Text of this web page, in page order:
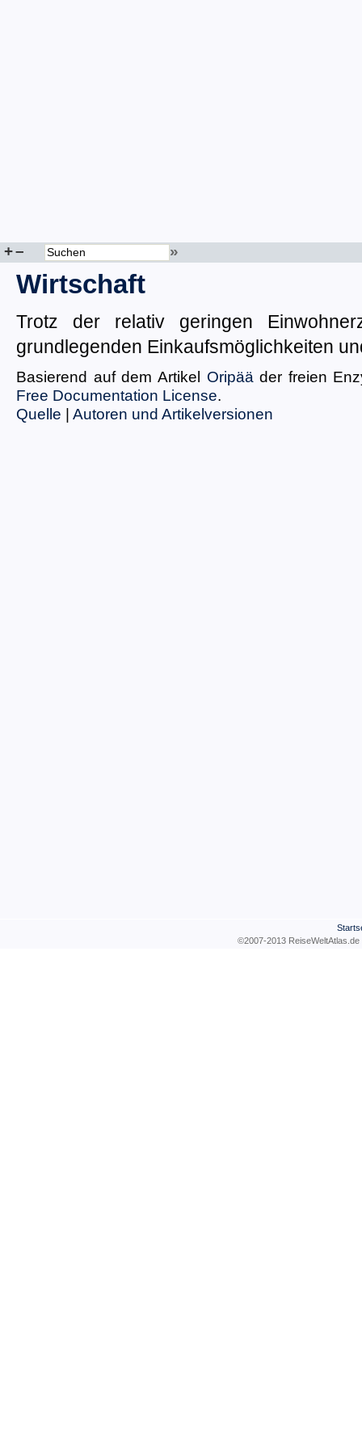
+– »
Wirtschaft
Trotz der relativ geringen
grundlegenden Einkaufsmöglichkeiten
Basierend auf dem Artikel Oripää der freien
Free Documentation License.
Quelle | Autoren und Artikelversionen
©2007-2013